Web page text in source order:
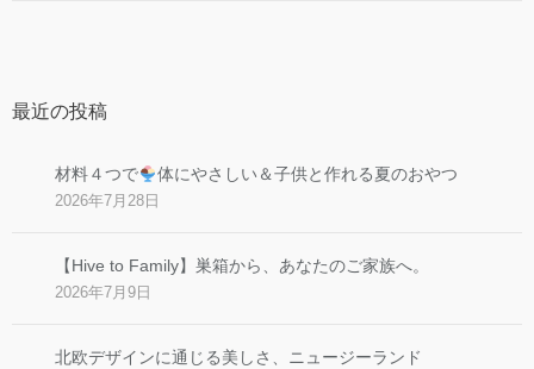
最近の投稿
材料４つで 体にやさしい＆子供と作れる夏のおやつ
2026年7月28日
【Hive to Family】巣箱から、あなたのご家族へ。
2026年7月9日
北欧デザインに通じる美しさ、ニュージーランド